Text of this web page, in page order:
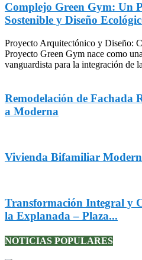
Complejo Green Gym: Un
Sostenible y Diseño
Proyecto Arquitectónico y Diseño:
Proyecto Green Gym nace como
vanguardista para la integración de
Remodelación de Fachada
a Moderna
Vivienda Bifamiliar
Transformación Integral y
la Explanada – Plaza...
NOTICIAS POPULARES